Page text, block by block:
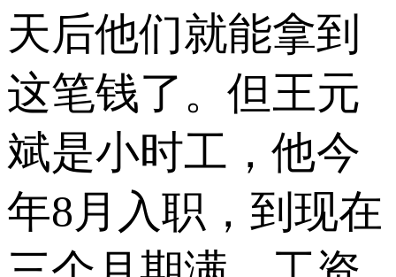
天后他们就能拿到
这笔钱了。但王元
斌是小时工，他今
年8月入职，到现在